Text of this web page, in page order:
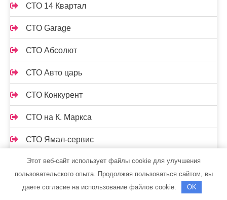
СТО 14 Квартал
СТО Garage
СТО Абсолют
СТО Авто царь
СТО Конкурент
СТО на К. Маркса
СТО Ямал-сервис
СТОрук
Страдивари, сауна
Этот веб-сайт использует файлы cookie для улучшения
пользовательского опыта. Продолжая пользоваться сайтом, вы
даете согласие на использование файлов cookie.
OK